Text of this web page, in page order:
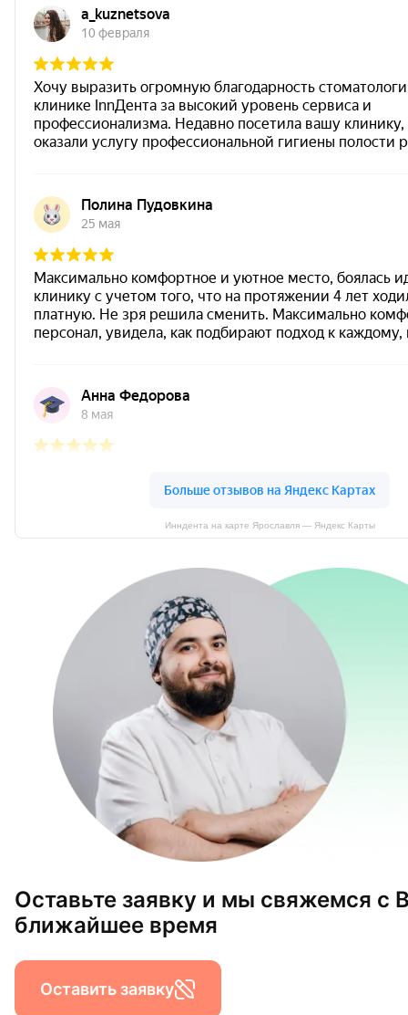
Оставьте заявку и мы свяжемся с
ближайшее время
Оставить заявку
Инндента на карте Ярославля — Яндекс Карты